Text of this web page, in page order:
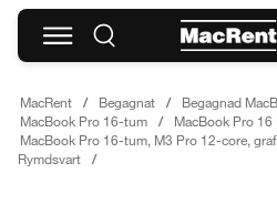
MacRent Begagnat
Begagnad
MacBook Pro 16-tum
MacBook Pro 16
MacBook Pro 16-tum, M3 Pro 12-core,
Rymdsvart